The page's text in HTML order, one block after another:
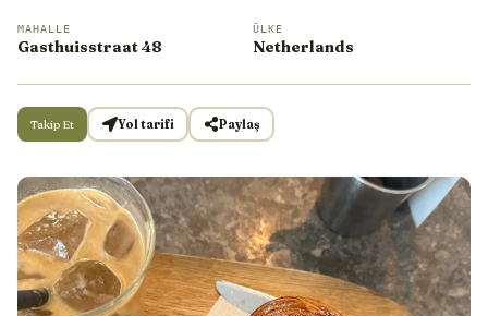
MAHALLE
Gasthuisstraat 48
ÜLKE
Netherlands
Takip Et Yol tarifi Paylaş